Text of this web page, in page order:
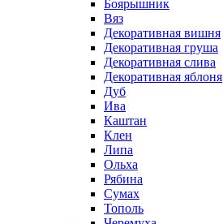
Боярышник
Вяз
Декоративная вишня
Декоративная груша
Декоративная слива
Декоративная яблоня
Дуб
Ива
Каштан
Клен
Липа
Ольха
Рябина
Сумах
Тополь